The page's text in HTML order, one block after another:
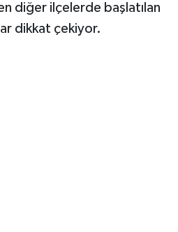
diğer ilçelerde başlatılan
dikkat çekiyor.